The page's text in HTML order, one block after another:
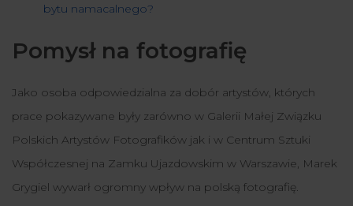
bytu namacalnego?
Pomysł na fotografię
Jako osoba odpowiedzialna za dobór artystów, których
prace pokazywane były zarówno w Galerii Małej Związku
Polskich Artystów Fotografików jak i w Centrum Sztuki
Współczesnej na Zamku Ujazdowskim w Warszawie, Marek
Grygiel wywarł ogromny wpływ na polską fotografię.